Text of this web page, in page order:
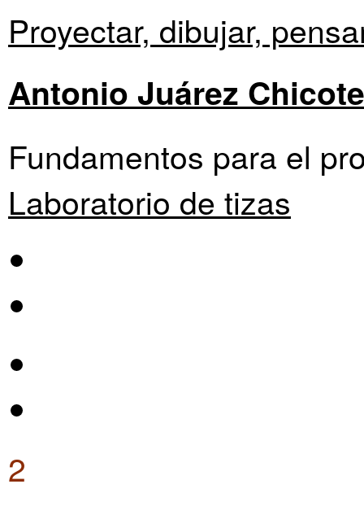
Proyectar, dibujar,
Antonio Juárez Chicote
Fundamentos para el
Laboratorio de tizas
2